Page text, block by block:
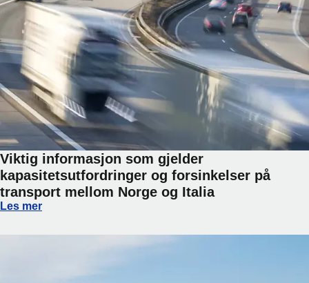
Viktig informasjon som gjelder
kapasitetsutfordringer og forsinkelser på
transport mellom Norge og Italia
Viktig informasjon som gjelder kapasitetsutfordringer og
Les mer